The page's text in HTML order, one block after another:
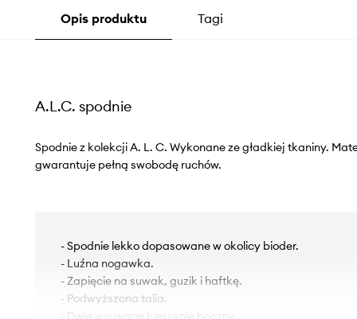
Opis produktu Tagi
A.L.C. spodnie
Spodnie z kolekcji A. L. C. Wykonane ze gładkiej tkaniny.
gwarantuje pełną swobodę ruchów.
- Spodnie lekko dopasowane w okolicy bioder.
- Luźna nogawka.
- Zapięcie na suwak, guzik i haftkę.
- Podwyższona talia.
- Dwie wsuwane kieszenie boczne.